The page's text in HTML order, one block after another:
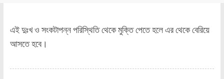
এই দুঃখ ও সংকটাপন্ন পরিস্থিতি থেকে মুক্তি পেতে হলে এর থেকে বেরিয়ে
আসতে হবে।